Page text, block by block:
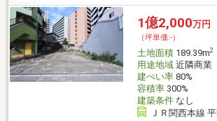
1億2,000万円
（坪単価:-）
土地面積189.39m2
用途地域近隣商業
建ぺい率80%
容積率300%
建築条件なし
ＪＲ関西本線